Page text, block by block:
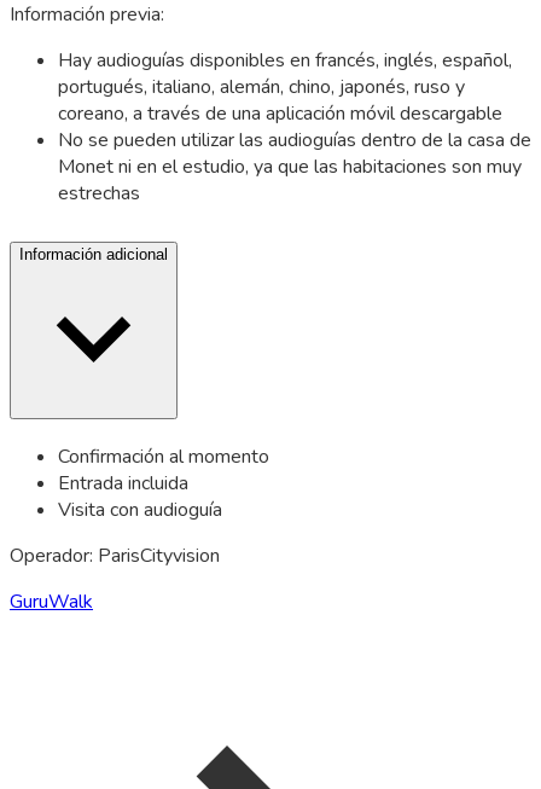
Información previa:
Hay audioguías disponibles en francés, inglés, español,
portugués, italiano, alemán, chino, japonés, ruso y
coreano, a través de una aplicación móvil descargable
No se pueden utilizar las audioguías dentro de la casa de
Monet ni en el estudio, ya que las habitaciones son muy
estrechas
Información adicional
Confirmación al momento
Entrada incluida
Visita con audioguía
Operador: ParisCityvision
GuruWalk